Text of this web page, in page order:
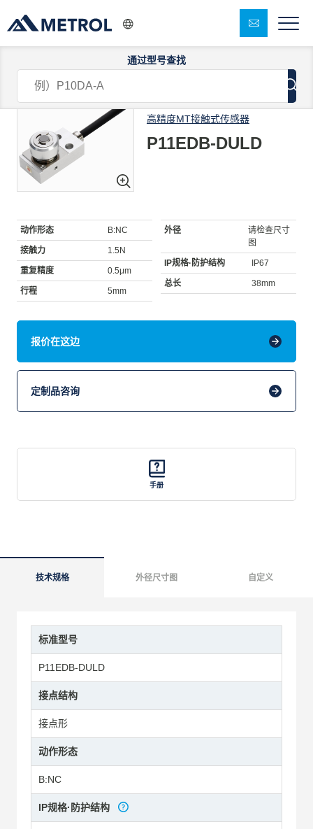
通过型号查找
高精度MT接触式传感器
P11EDB-DULD
动作形态 B:NC
接触力 1.5N
重复精度 0.5μm
行程 5mm
外径
请检查尺寸
图
IP规格·防护结构 IP67
总长 38mm
报价在这边
定制品咨询
手册
技术规格 外径尺寸图 自定义
标准型号
P11EDB-DULD
接点结构
接点形
动作形态
B:NC
IP规格·防护结构